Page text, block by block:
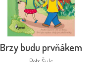
Brzy budu prvňákem